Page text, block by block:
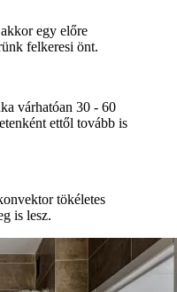
egy előre
felkeresi önt.
várhatóan 30 - 60
ettől tovább is
tökéletes
is lesz.